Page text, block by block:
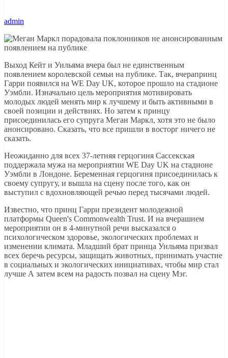
admin
Выход Кейт и Уильяма вчера был не единственным
появлением королевской семьи на публике. Так, вчерапринц
Гарри появился на WE Day UK, которое прошло на стадионе
Уэмбли. Изначально цель мероприятия мотивировать
молодых людей менять мир к лучшему и быть активными в
своей позиции и действиях. Но затем к принцу
присоединилась его супруга Меган Маркл, хотя это не было
анонсировано. Сказать, что все пришли в восторг ничего не
сказать.
Неожиданно для всех 37-летняя герцогиня Сассекская
поддержала мужа на мероприятии WE Day UK на стадионе
Уэмбли в Лондоне. Беременная герцогиня присоединилась к
своему супругу, и вышла на сцену после того, как он
выступил с вдохновляющей речью перед тысячами людей.
Известно, что принц Гарри президент молодежной
платформы Queen's Commonwealth Trust. И на вчерашнем
мероприятии он в 4-минутной речи высказался о
психологическом здоровье, экологических проблемах и
изменении климата. Младший брат принца Уильяма призвал
всех беречь ресурсы, защищать животных, принимать участие
в социальных и экологических инициативах, чтобы мир стал
лучше А затем всем на радость позвал на сцену Мэг.